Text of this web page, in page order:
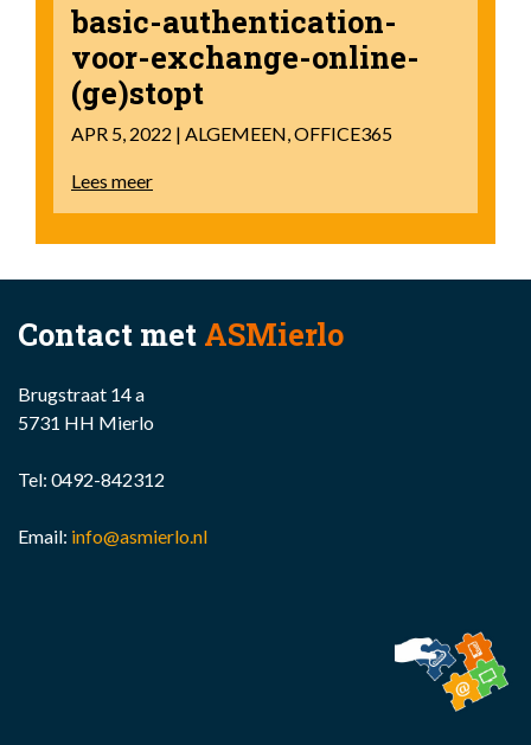
basic-authentication-
voor-exchange-online-
(ge)stopt
APR 5, 2022 | ALGEMEEN, OFFICE365
Lees meer
Contact met ASMierlo
Brugstraat 14 a
5731 HH Mierlo
Tel: 0492-842312
Email: info@asmierlo.nl